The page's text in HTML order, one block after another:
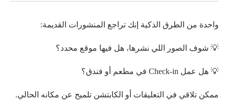
واحدة من الطرق الذكية إنك تراجع المنشورات القديمة:
💡 شوف الصور اللي نشرها، هل فيها موقع محدد؟
💡 هل عمل Check-in في مطعم أو فندق؟
ممكن تلاقي في التعليقات أو الكابتشن تلميح عن مكانه الحالي.